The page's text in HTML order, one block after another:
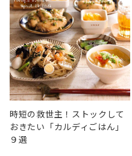
時短の救世主！ストックして
おきたい「カルディごはん」
９選